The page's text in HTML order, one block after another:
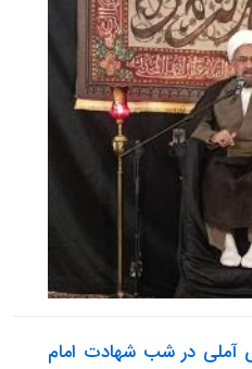
آملی در شب شهادت امام